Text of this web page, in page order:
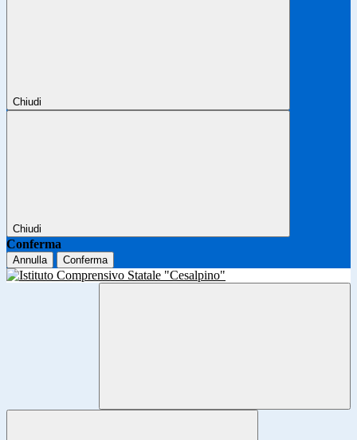
Chiudi
Chiudi
Conferma
Annulla Conferma